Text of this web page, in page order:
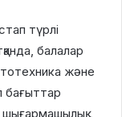
түрлі
балалар
және
бағыттар
шығармашылық